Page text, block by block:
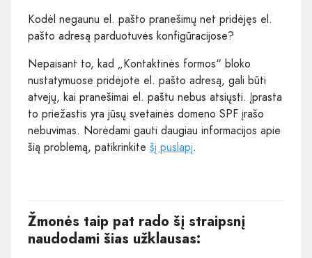
Kodėl negaunu el. pašto pranešimų net pridėjęs el.
pašto adresą parduotuvės konfigūracijose?
Nepaisant to, kad „Kontaktinės formos“ bloko
nustatymuose pridėjote el. pašto adresą, gali būti
atvejų, kai pranešimai el. paštu nebus atsiųsti. Įprasta
to priežastis yra jūsų svetainės domeno SPF įrašo
nebuvimas. Norėdami gauti daugiau informacijos apie
šią problemą, patikrinkite šį puslapį.
Žmonės taip pat rado šį straipsnį
naudodami šias užklausas: